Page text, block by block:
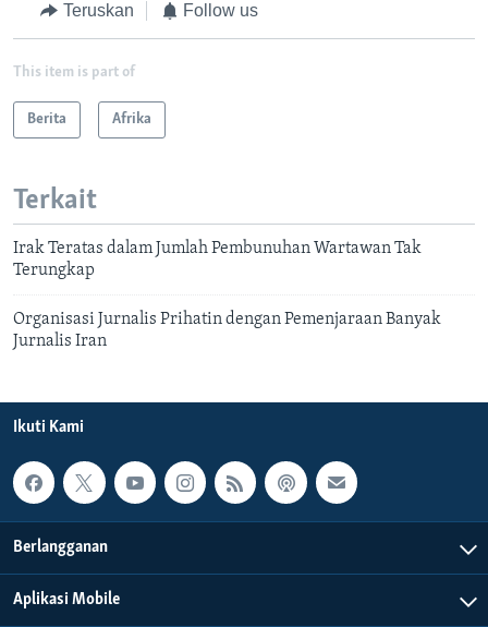
Teruskan Follow us
This item is part of
Berita Afrika
Terkait
Irak Teratas dalam Jumlah Pembunuhan Wartawan Tak
Terungkap
Organisasi Jurnalis Prihatin dengan Pemenjaraan Banyak
Jurnalis Iran
Ikuti Kami
Berlangganan
Aplikasi Mobile